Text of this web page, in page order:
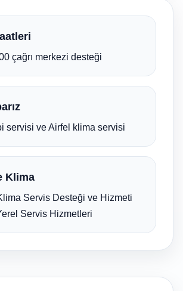
çağrı merkezi desteği
servisi ve Airfel klima servisi
Klima
Servis Desteği ve Hizmeti
Servis Hizmetleri